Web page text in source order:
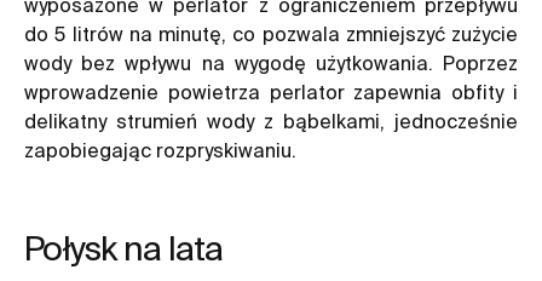
do 5 litrów na minutę, co pozwala zmniejszyć zużycie
wody bez wpływu na wygodę użytkowania. Poprzez
wprowadzenie powietrza perlator zapewnia obfity i
delikatny strumień wody z bąbelkami, jednocześnie
zapobiegając rozpryskiwaniu.
Połysk na lata